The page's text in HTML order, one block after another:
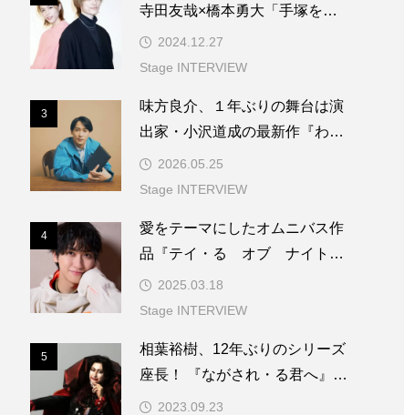
寺田友哉×橋本勇大「手塚を演
じる上で根本になる言葉をもら
いました」
2024.12.27
Stage INTERVIEW
3
味方良介、１年ぶりの舞台は演
出家・小沢道成の最新作『わた
しの書、頁を図る』
2026.05.25
Stage INTERVIEW
4
愛をテーマにしたオムニバス作
品『テイ・る オブ ナイトメ
ア』。主演の相葉裕樹が「愛」
を語る
2025.03.18
Stage INTERVIEW
5
相葉裕樹、12年ぶりのシリーズ
座長！ 『ながされ・る君へ』イ
ンタビュー part.1
2023.09.23